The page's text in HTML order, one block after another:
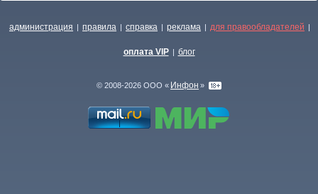
администрация | правила | справка | реклама | для правообладателей |
оплата VIP | блог
© 2008-2026 ООО « Инфон »